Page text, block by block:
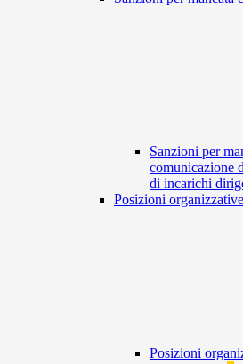
Sanzioni per
comunicazione
di incarichi
Posizioni organizzative
Posizioni